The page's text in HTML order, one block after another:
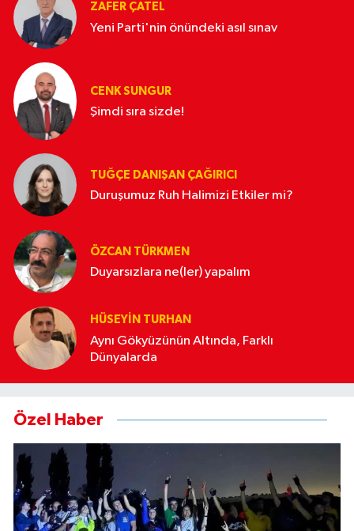
ZAFER ÇATEL
Yeni Parti'nin önündeki asıl sınav
CENK SUNGUR
Şimdi sıra sizde!
TUĞÇE DANIŞAN ÇAĞIRICI
Duruşumuz Ruh Halimizi Etkiler mi?
ÖZCAN TÜRKMEN
Duyarsızlara ne(ler) yapalım
HÜSEYIN TURHAN
Aynı Gökyüzünün Altında, Farklı
Dünyalarda
Özel Haber